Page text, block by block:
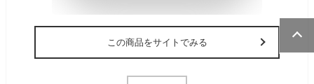
この商品をサイトでみる